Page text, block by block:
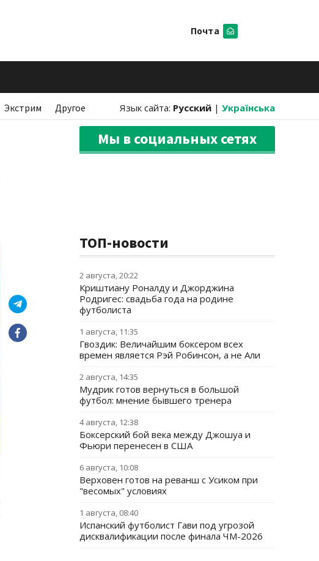
Почта
Экстрим Другое Язык сайта: Русский | Українська
Мы в социальных сетях
ТОП-новости
2 августа, 20:22
Криштиану Роналду и Джорджина
Родригес: свадьба года на родине
футболиста
1 августа, 11:35
Гвоздик: Величайшим боксером всех
времен является Рэй Робинсон, а не Али
2 августа, 14:35
Мудрик готов вернуться в большой
футбол: мнение бывшего тренера
4 августа, 12:38
Боксерский бой века между Джошуа и
Фьюри перенесен в США
6 августа, 10:08
Верховен готов на реванш с Усиком при
"весомых" условиях
1 августа, 08:40
Испанский футболист Гави под угрозой
дисквалификации после финала ЧМ-2026